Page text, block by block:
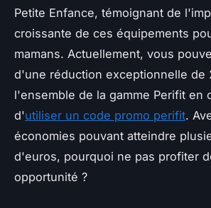
Petite Enfance, témoignant de
croissante de ces équipements
mamans. Actuellement, vous
d'une réduction exceptionnelle de
l'ensemble de la gamme Perifit en
d'utiliser un code promo perifit.
économies pouvant atteindre
d'euros, pourquoi ne pas profiter
opportunité ?